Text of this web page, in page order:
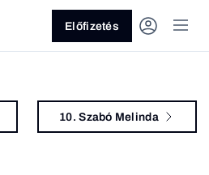
Előfizetés
10. Szabó Melinda